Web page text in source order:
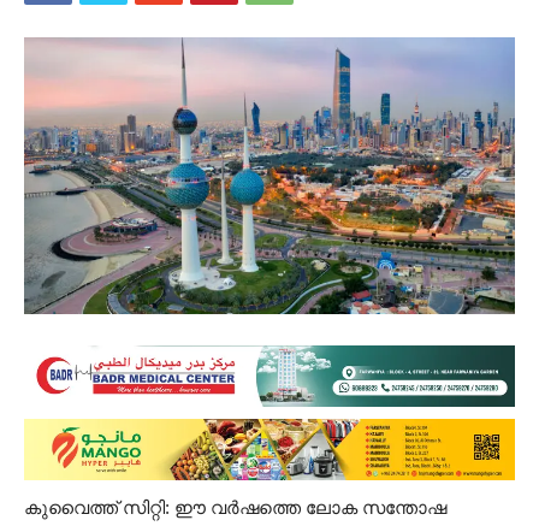
കുവൈത്ത് സിറ്റി: ഈ വര്‍ഷത്തെ ലോക സന്തോഷ